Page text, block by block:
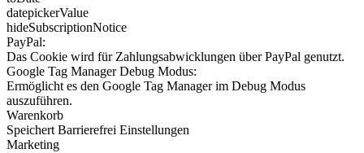
datepickerValue
hideSubscriptionNotice
PayPal:
Das Cookie wird für Zahlungsabwicklungen über PayPal genutzt.
Google Tag Manager Debug Modus:
Ermöglicht es den Google Tag Manager im Debug Modus
auszuführen.
Warenkorb
Speichert Barrierefrei Einstellungen
Marketing